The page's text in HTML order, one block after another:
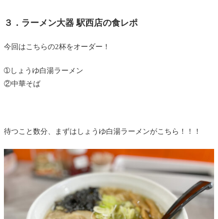
３．ラーメン大器 駅西店の食レポ
今回はこちらの2杯をオーダー！
➀しょうゆ白湯ラーメン
②中華そば
待つこと数分、まずはしょうゆ白湯ラーメンがこちら！！！